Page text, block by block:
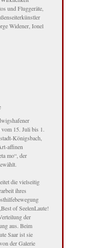
und Fluggeräte,
Widener, Ionel
15. Juli bis 1.
Königsbach,
affinen
mo“, der
die vielseitig
ihres
of SeelenLaute!
der
aus. Beim
Saar ist sie
der Galerie